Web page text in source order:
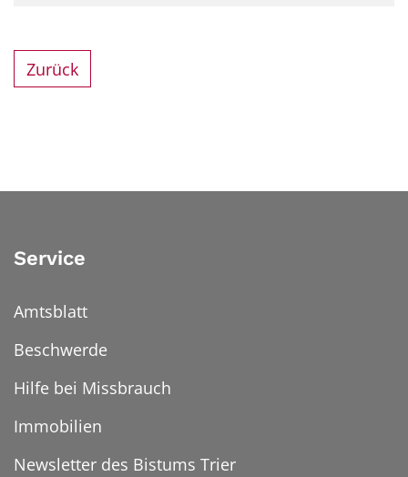
Zurück
Service
Amtsblatt
Beschwerde
Hilfe bei Missbrauch
Immobilien
Newsletter des Bistums Trier